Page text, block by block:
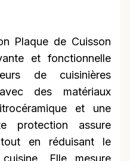
Plaque de Cuisson
et fonctionnelle
de cuisinières
des matériaux
et une
protection assure
en réduisant le
Elle mesure